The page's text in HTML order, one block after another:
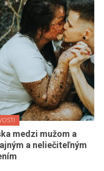
medzi mužom a
a neliečiteľným